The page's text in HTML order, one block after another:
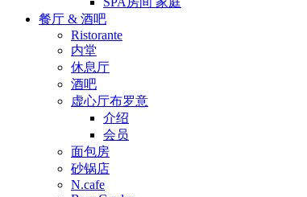
餐厅 & 酒吧
Ristorante
内堂
休息厅
酒吧
虚心厅布罗意
介绍
会员
面包房
砂锅店
N.cafe